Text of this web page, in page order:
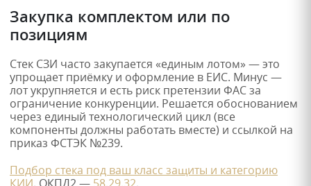
Закупка комплектом или по
позициям
Стек СЗИ часто закупается «единым лотом» — это
упрощает приёмку и оформление в ЕИС. Минус —
лот укрупняется и есть риск претензии ФАС за
ограничение конкуренции. Решается обоснованием
через единый технологический цикл (все
компоненты должны работать вместе) и ссылкой на
приказ ФСТЭК №239.
Подбор стека под ваш класс защиты и категорию
КИИ. ОКПД2 — 58.29.32.